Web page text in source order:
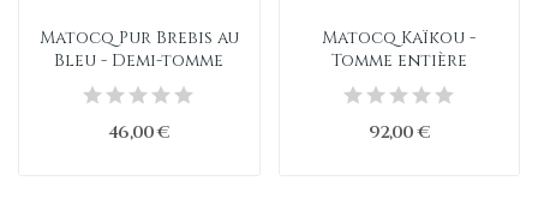
Matocq Pur Brebis au
Bleu - Demi-tomme
46,00 €
Matocq Kaïkou -
Tomme entière
92,00 €